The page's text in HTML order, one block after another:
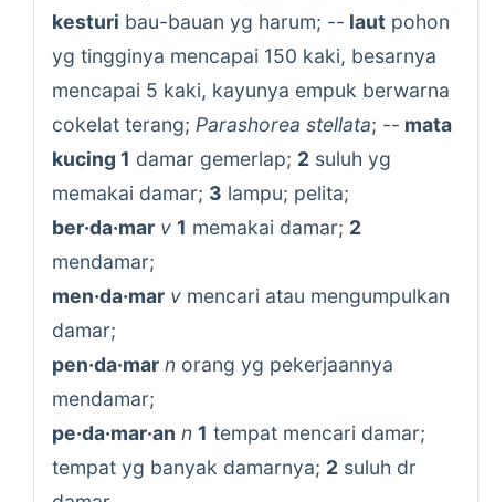
kesturi bau-bauan yg harum; -- laut pohon
yg tingginya mencapai 150 kaki, besarnya
mencapai 5 kaki, kayunya empuk berwarna
cokelat terang; Parashorea stellata; -- mata
kucing 1 damar gemerlap; 2 suluh yg
memakai damar; 3 lampu; pelita;
ber·da·mar v 1 memakai damar; 2
mendamar;
men·da·mar v mencari atau mengumpulkan
damar;
pen·da·mar n orang yg pekerjaannya
mendamar;
pe·da·mar·an n 1 tempat mencari damar;
tempat yg banyak damarnya; 2 suluh dr